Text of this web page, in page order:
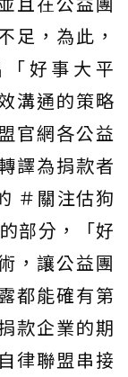
足，為此，
好事大平
溝通的策略
官網各公益
譯為捐款者
＃關注估狗
部分，「好
，讓公益團
都能確有第
款企業的期
律聯盟串接